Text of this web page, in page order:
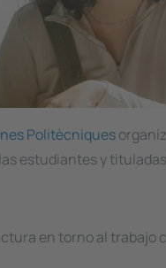
Politècniques
estudiantes y
en torno al trabajo